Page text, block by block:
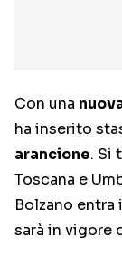
Con una
ha inserito
arancione. Si
Toscana e
Bolzano entra
sarà in vigore